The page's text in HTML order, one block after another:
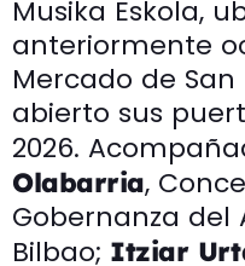
Musika Eskola,
anteriormente
Mercado de
abierto sus
2026.
Olabarria,
Gobernanza
Bilbao; Itziar